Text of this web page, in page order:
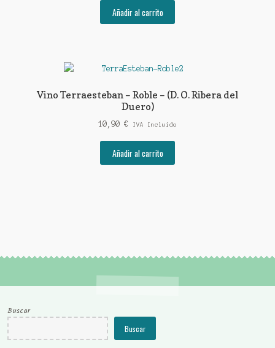
Añadir al carrito
Vino Terraesteban – Roble – (D. O. Ribera del
Duero)
10,90 € IVA Incluido
Añadir al carrito
Buscar
Buscar